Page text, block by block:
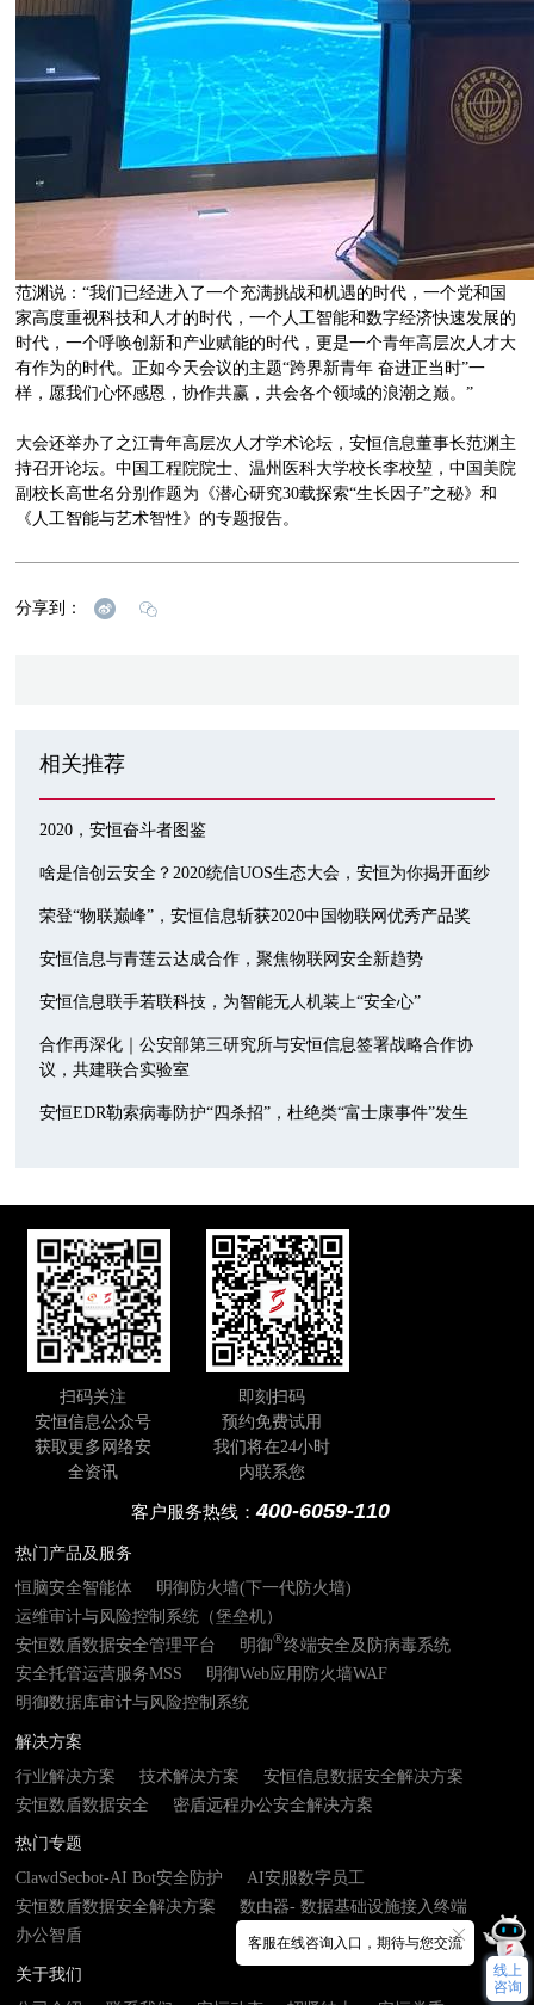
范渊说：“我们已经进入了一个充满挑战和机遇的时代，一个党和国
家高度重视科技和人才的时代，一个人工智能和数字经济快速发展的
时代，一个呼唤创新和产业赋能的时代，更是一个青年高层次人才大
有作为的时代。正如今天会议的主题“跨界新青年 奋进正当时”一
样，愿我们心怀感恩，协作共赢，共会各个领域的浪潮之巅。”
大会还举办了之江青年高层次人才学术论坛，安恒信息董事长范渊主
持召开论坛。中国工程院院士、温州医科大学校长李校堃，中国美院
副校长高世名分别作题为《潜心研究30载探索“生长因子”之秘》和
《人工智能与艺术智性》的专题报告。
分享到：
相关推荐
2020，安恒奋斗者图鉴
啥是信创云安全？2020统信UOS生态大会，安恒为你揭开面纱
荣登“物联巅峰”，安恒信息斩获2020中国物联网优秀产品奖
安恒信息与青莲云达成合作，聚焦物联网安全新趋势
安恒信息联手若联科技，为智能无人机装上“安全心”
合作再深化｜公安部第三研究所与安恒信息签署战略合作协
议，共建联合实验室
安恒EDR勒索病毒防护“四杀招”，杜绝类“富士康事件”发生
扫码关注
安恒信息公众号
获取更多网络安
全资讯
即刻扫码
预约免费试用
我们将在24小时
内联系您
客户服务热线：400-6059-110
热门产品及服务
恒脑安全智能体
明御防火墙(下一代防火墙)
运维审计与风险控制系统（堡垒机）
安恒数盾数据安全管理平台
明御®终端安全及防病毒系统
安全托管运营服务MSS
明御Web应用防火墙WAF
明御数据库审计与风险控制系统
解决方案
行业解决方案
技术解决方案
安恒信息数据安全解决方案
安恒数盾数据安全
密盾远程办公安全解决方案
热门专题
ClawdSecbot-AI Bot安全防护
AI安服数字员工
安恒数盾数据安全解决方案
数由器- 数据基础设施接入终端
办公智盾
关于我们
客服在线咨询入口，期待与您交流
线上
咨询